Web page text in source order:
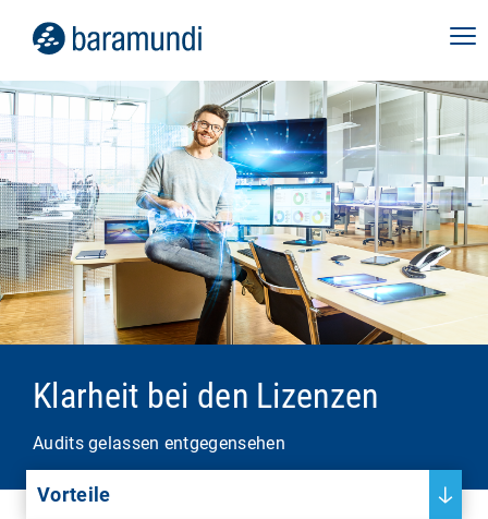
Klarheit bei den Lizenzen
Audits gelassen entgegensehen
Vorteile